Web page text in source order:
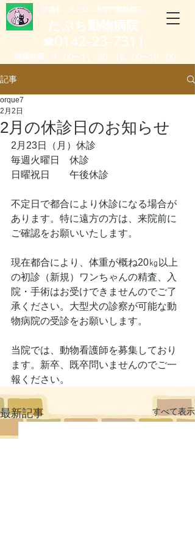
たぶち動物病院
​☎0142-23-7311
診療時間 9：00～11：30 16：00～19：00
​伊達市 犬とねこの専門動物病院
記事
2月の休診日のお知らせ
orque7
2月2日
2月23日（月）休診
毎週火曜日　休診
日曜祝日　　午後休診
不定日で都合により休診になる場合が
あります。特に遠方の方は、来院前に
ご確認をお願いいたします。
現在都合により、体重が概ね20㎏以上
の初診（新規）ワンちゃんの精査、入
院・手術はお受けできませんのでご了
承ください。大型犬の診察が可能な動
物病院の受診をお願いします。
当院では、動物看護師を募集しており
ます。新卒、既卒問いませんのでご一
報ください。
最新記事 すべて表示